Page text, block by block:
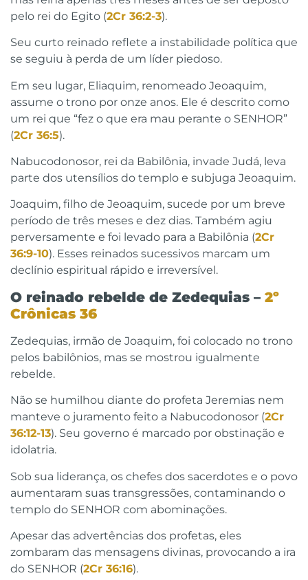
pelo rei do Egito (2Cr 36:2-3).
Seu curto reinado reflete a instabilidade política que
se seguiu à perda de um líder piedoso.
Em seu lugar, Eliaquim, renomeado Jeoaquim,
assume o trono por onze anos. Ele é descrito como
um rei que “fez o que era mau perante o SENHOR”
(2Cr 36:5).
Nabucodonosor, rei da Babilônia, invade Judá, leva
parte dos utensílios do templo e subjuga Jeoaquim.
Joaquim, filho de Jeoaquim, sucede por um breve
período de três meses e dez dias. Também agiu
perversamente e foi levado para a Babilônia (2Cr
36:9-10). Esses reinados sucessivos marcam um
declínio espiritual rápido e irreversível.
O reinado rebelde de Zedequias – 2º
Crônicas 36
Zedequias, irmão de Joaquim, foi colocado no trono
pelos babilônios, mas se mostrou igualmente
rebelde.
Não se humilhou diante do profeta Jeremias nem
manteve o juramento feito a Nabucodonosor (2Cr
36:12-13). Seu governo é marcado por obstinação e
idolatria.
Sob sua liderança, os chefes dos sacerdotes e o povo
aumentaram suas transgressões, contaminando o
templo do SENHOR com abominações.
Apesar das advertências dos profetas, eles
zombaram das mensagens divinas, provocando a ira
do SENHOR (2Cr 36:16).